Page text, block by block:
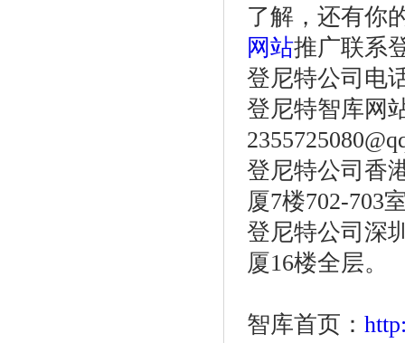
了解，还有你
网站推广联系
登尼特公司电
登尼特智库网
登尼特公司香
厦7楼702-703
登尼特公司深
厦16楼全层。
智库首页：